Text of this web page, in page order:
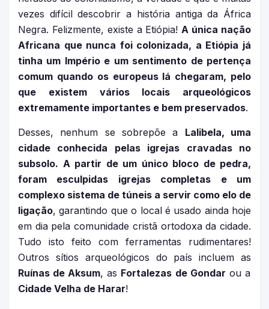
vezes difícil descobrir a história antiga da África
Negra. Felizmente, existe a Etiópia! A única nação
Africana que nunca foi colonizada, a Etiópia já
tinha um Império e um sentimento de pertença
comum quando os europeus lá chegaram, pelo
que existem vários locais arqueológicos
extremamente importantes e bem preservados.
Desses, nenhum se sobrepõe a Lalibela, uma
cidade conhecida pelas igrejas cravadas no
subsolo. A partir de um único bloco de pedra,
foram esculpidas igrejas completas e um
complexo sistema de túneis a servir como elo de
ligação, garantindo que o local é usado ainda hoje
em dia pela comunidade cristã ortodoxa da cidade.
Tudo isto feito com ferramentas rudimentares!
Outros sítios arqueológicos do país incluem as
Ruínas de Aksum, as Fortalezas de Gondar ou a
Cidade Velha de Harar!